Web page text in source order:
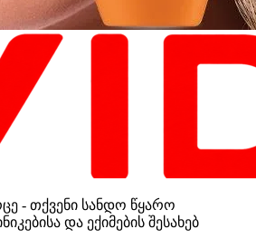
- თქვენი სანდო წყარო
და ექიმების შესახებ